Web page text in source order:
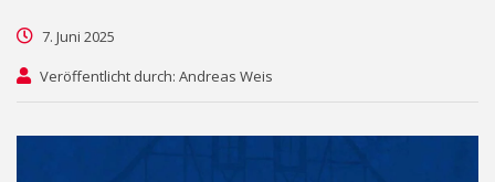
7. Juni 2025
Veröffentlicht durch: Andreas Weis